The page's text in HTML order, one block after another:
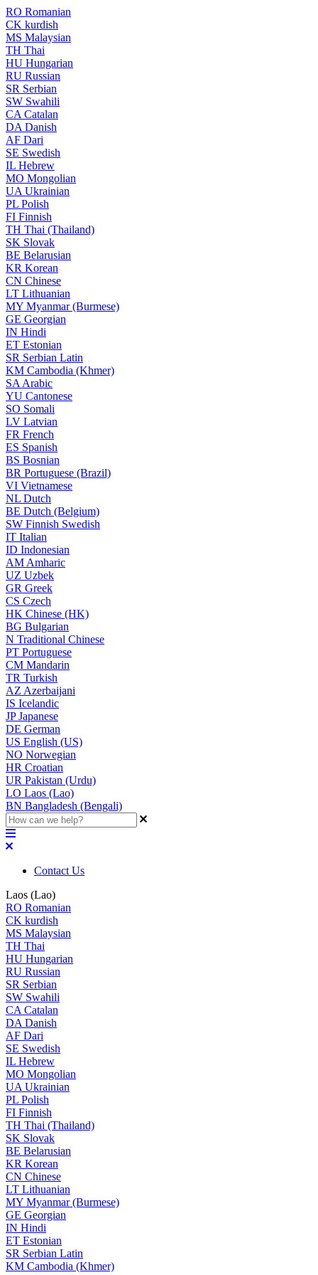
RO Romanian
CK kurdish
MS Malaysian
TH Thai
HU Hungarian
RU Russian
SR Serbian
SW Swahili
CA Catalan
DA Danish
AF Dari
SE Swedish
IL Hebrew
MO Mongolian
UA Ukrainian
PL Polish
FI Finnish
TH Thai (Thailand)
SK Slovak
BE Belarusian
KR Korean
CN Chinese
LT Lithuanian
MY Myanmar (Burmese)
GE Georgian
IN Hindi
ET Estonian
SR Serbian Latin
KM Cambodia (Khmer)
SA Arabic
YU Cantonese
SO Somali
LV Latvian
FR French
ES Spanish
BS Bosnian
BR Portuguese (Brazil)
VI Vietnamese
NL Dutch
BE Dutch (Belgium)
SW Finnish Swedish
IT Italian
ID Indonesian
AM Amharic
UZ Uzbek
GR Greek
CS Czech
HK Chinese (HK)
BG Bulgarian
N Traditional Chinese
PT Portuguese
CM Mandarin
TR Turkish
AZ Azerbaijani
IS Icelandic
JPJapanese
DE German
US English (US)
NO Norwegian
HR Croatian
UR Pakistan (Urdu)
LO Laos (Lao)
BN Bangladesh (Bengali)
Contact Us
Laos (Lao)
RO Romanian
CK kurdish
MS Malaysian
TH Thai
HU Hungarian
RU Russian
SR Serbian
SW Swahili
CA Catalan
DA Danish
AF Dari
SE Swedish
IL Hebrew
MO Mongolian
UA Ukrainian
PL Polish
FI Finnish
TH Thai (Thailand)
SK Slovak
BE Belarusian
KR Korean
CN Chinese
LT Lithuanian
MY Myanmar (Burmese)
GE Georgian
IN Hindi
ET Estonian
SR Serbian Latin
KM Cambodia (Khmer)